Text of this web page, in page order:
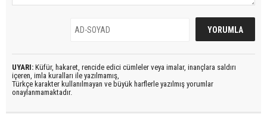
UYARI: Küfür, hakaret, rencide edici cümleler veya imalar, inançlara saldırı
içeren, imla kuralları ile yazılmamış,
Türkçe karakter kullanılmayan ve büyük harflerle yazılmış yorumlar
onaylanmamaktadır.